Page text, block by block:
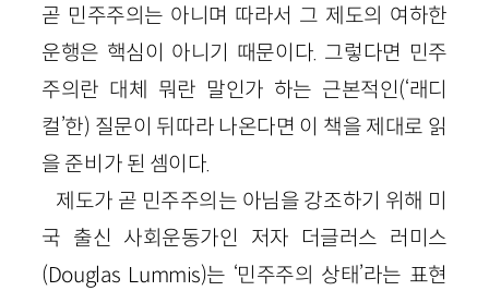
곧 민주주의는 아니며 따라서 그 제도의 여하한
운행은 핵심이 아니기 때문이다. 그렇다면 민주
주의란 대체 뭐란 말인가 하는 근본적인(‘래디
컬’한) 질문이 뒤따라 나온다면 이 책을 제대로 읽
을 준비가 된 셈이다.
제도가 곧 민주주의는 아님을 강조하기 위해 미
국 출신 사회운동가인 저자 더글러스 러미스
(Douglas Lummis)는 ‘민주주의 상태’라는 표현